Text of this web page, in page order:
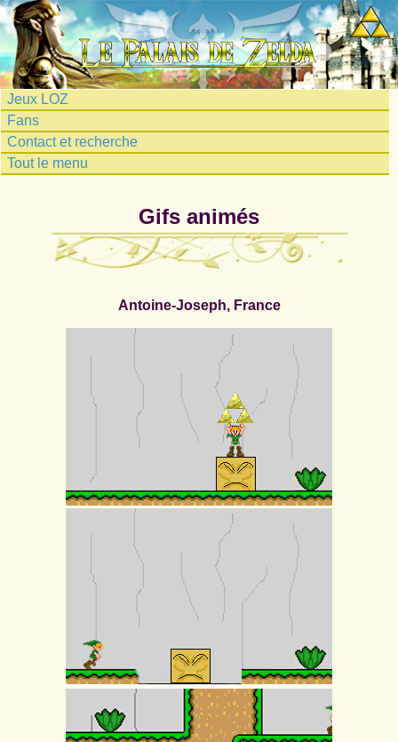
Jeux LOZ
Fans
Contact et recherche
Tout le menu
Gifs animés
Antoine-Joseph, France